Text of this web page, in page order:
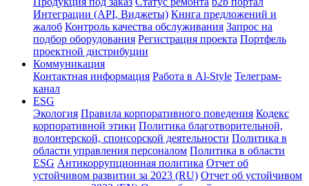
Интеграции (API, Виджеты) Книга предложений и
жалоб Контроль качества обслуживания Запрос на
подбор оборудования Регистрация проекта Портфель
проектной дистрибуции
Коммуникация
Контактная информация Работа в Al-Style Телеграм-
канал
ESG
Экология Правила корпоративного поведения Кодекс
корпоративной этики Политика благотворительной,
волонтерской, спонсорской деятельности Политика в
области управления персоналом Политика в области
ESG Антикоррупционная политика Отчет об
устойчивом развитии за 2023 (RU) Отчет об устойчивом